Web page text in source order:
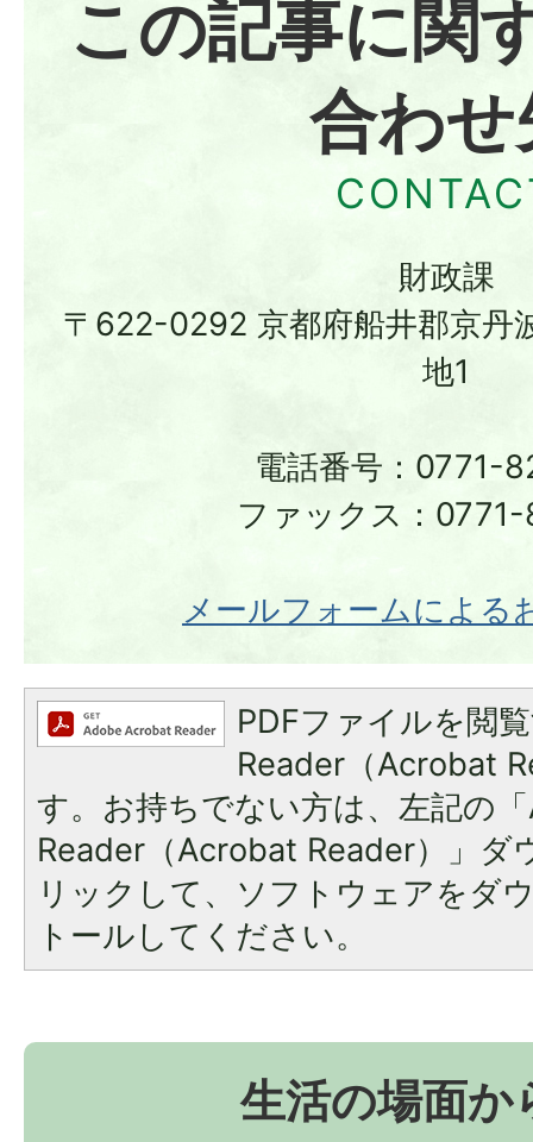
この記事に関
合わせ
財政課
〒622-0292 京都府船井郡京丹
地1
電話番号：0771-
ファックス：
メールフォームによる
PDFファイルを閲
Reader（Acrobat
す。お持ちでない方は、左記の
Reader（Acrobat Reader）」ダ
リックして、ソフトウェアをダ
トールしてください。
生活の場面か